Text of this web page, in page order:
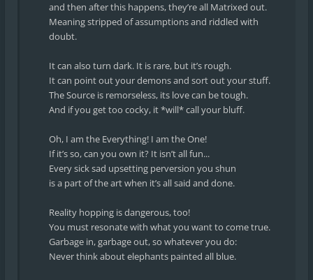
and then after this happens, they’re all Matrixed out.
Meaning stripped of assumptions and riddled with
doubt.
It can also turn dark. It is rare, but it’s rough.
It can point out your demons and sort out your stuff.
The Source is remorseless, its love can be tough.
And if you get too cocky, it *will* call your bluff.
Oh, I am the Everything! I am the One!
If it’s so, can you own it? It isn’t all fun...
Every sick sad upsetting perversion you shun
is a part of the art when it’s all said and done.
Reality hopping is dangerous, too!
You must resonate with what you want to come true.
Garbage in, garbage out, so whatever you do:
Never think about elephants painted all blue.